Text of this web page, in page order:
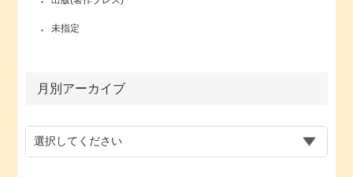
未指定
月別アーカイブ